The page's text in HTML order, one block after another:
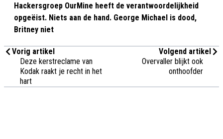
Hackersgroep OurMine heeft de verantwoordelijkheid
opgeëist. Niets aan de hand. George Michael is dood,
Britney niet
Vorig artikel
Deze kerstreclame van
Kodak raakt je recht in het
hart
Volgend artikel
Overvaller blijkt ook
onthoofder